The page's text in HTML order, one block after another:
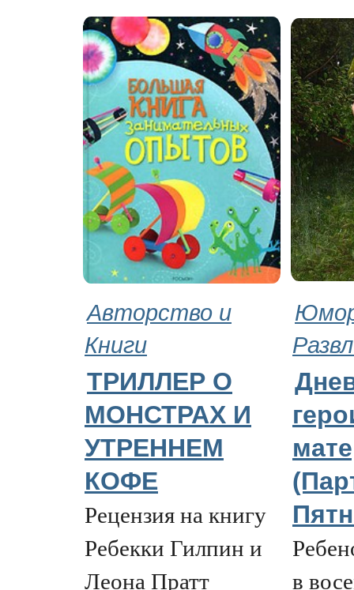
Авторство и
Книги
ТРИЛЛЕР О
МОНСТРАХ И
УТРЕННЕМ
КОФЕ
Рецензия на книгу
Ребекки Гилпин и
Леона Пратт
в